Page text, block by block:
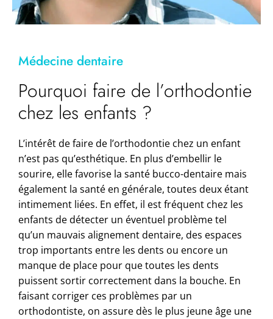
Médecine dentaire
Pourquoi faire de l’orthodontie
chez les enfants ?
L’intérêt de faire de l’orthodontie chez un enfant
n’est pas qu’esthétique. En plus d’embellir le
sourire, elle favorise la santé bucco-dentaire mais
également la santé en générale, toutes deux étant
intimement liées. En effet, il est fréquent chez les
enfants de détecter un éventuel problème tel
qu’un mauvais alignement dentaire, des espaces
trop importants entre les dents ou encore un
manque de place pour que toutes les dents
puissent sortir correctement dans la bouche. En
faisant corriger ces problèmes par un
orthodontiste, on assure dès le plus jeune âge une